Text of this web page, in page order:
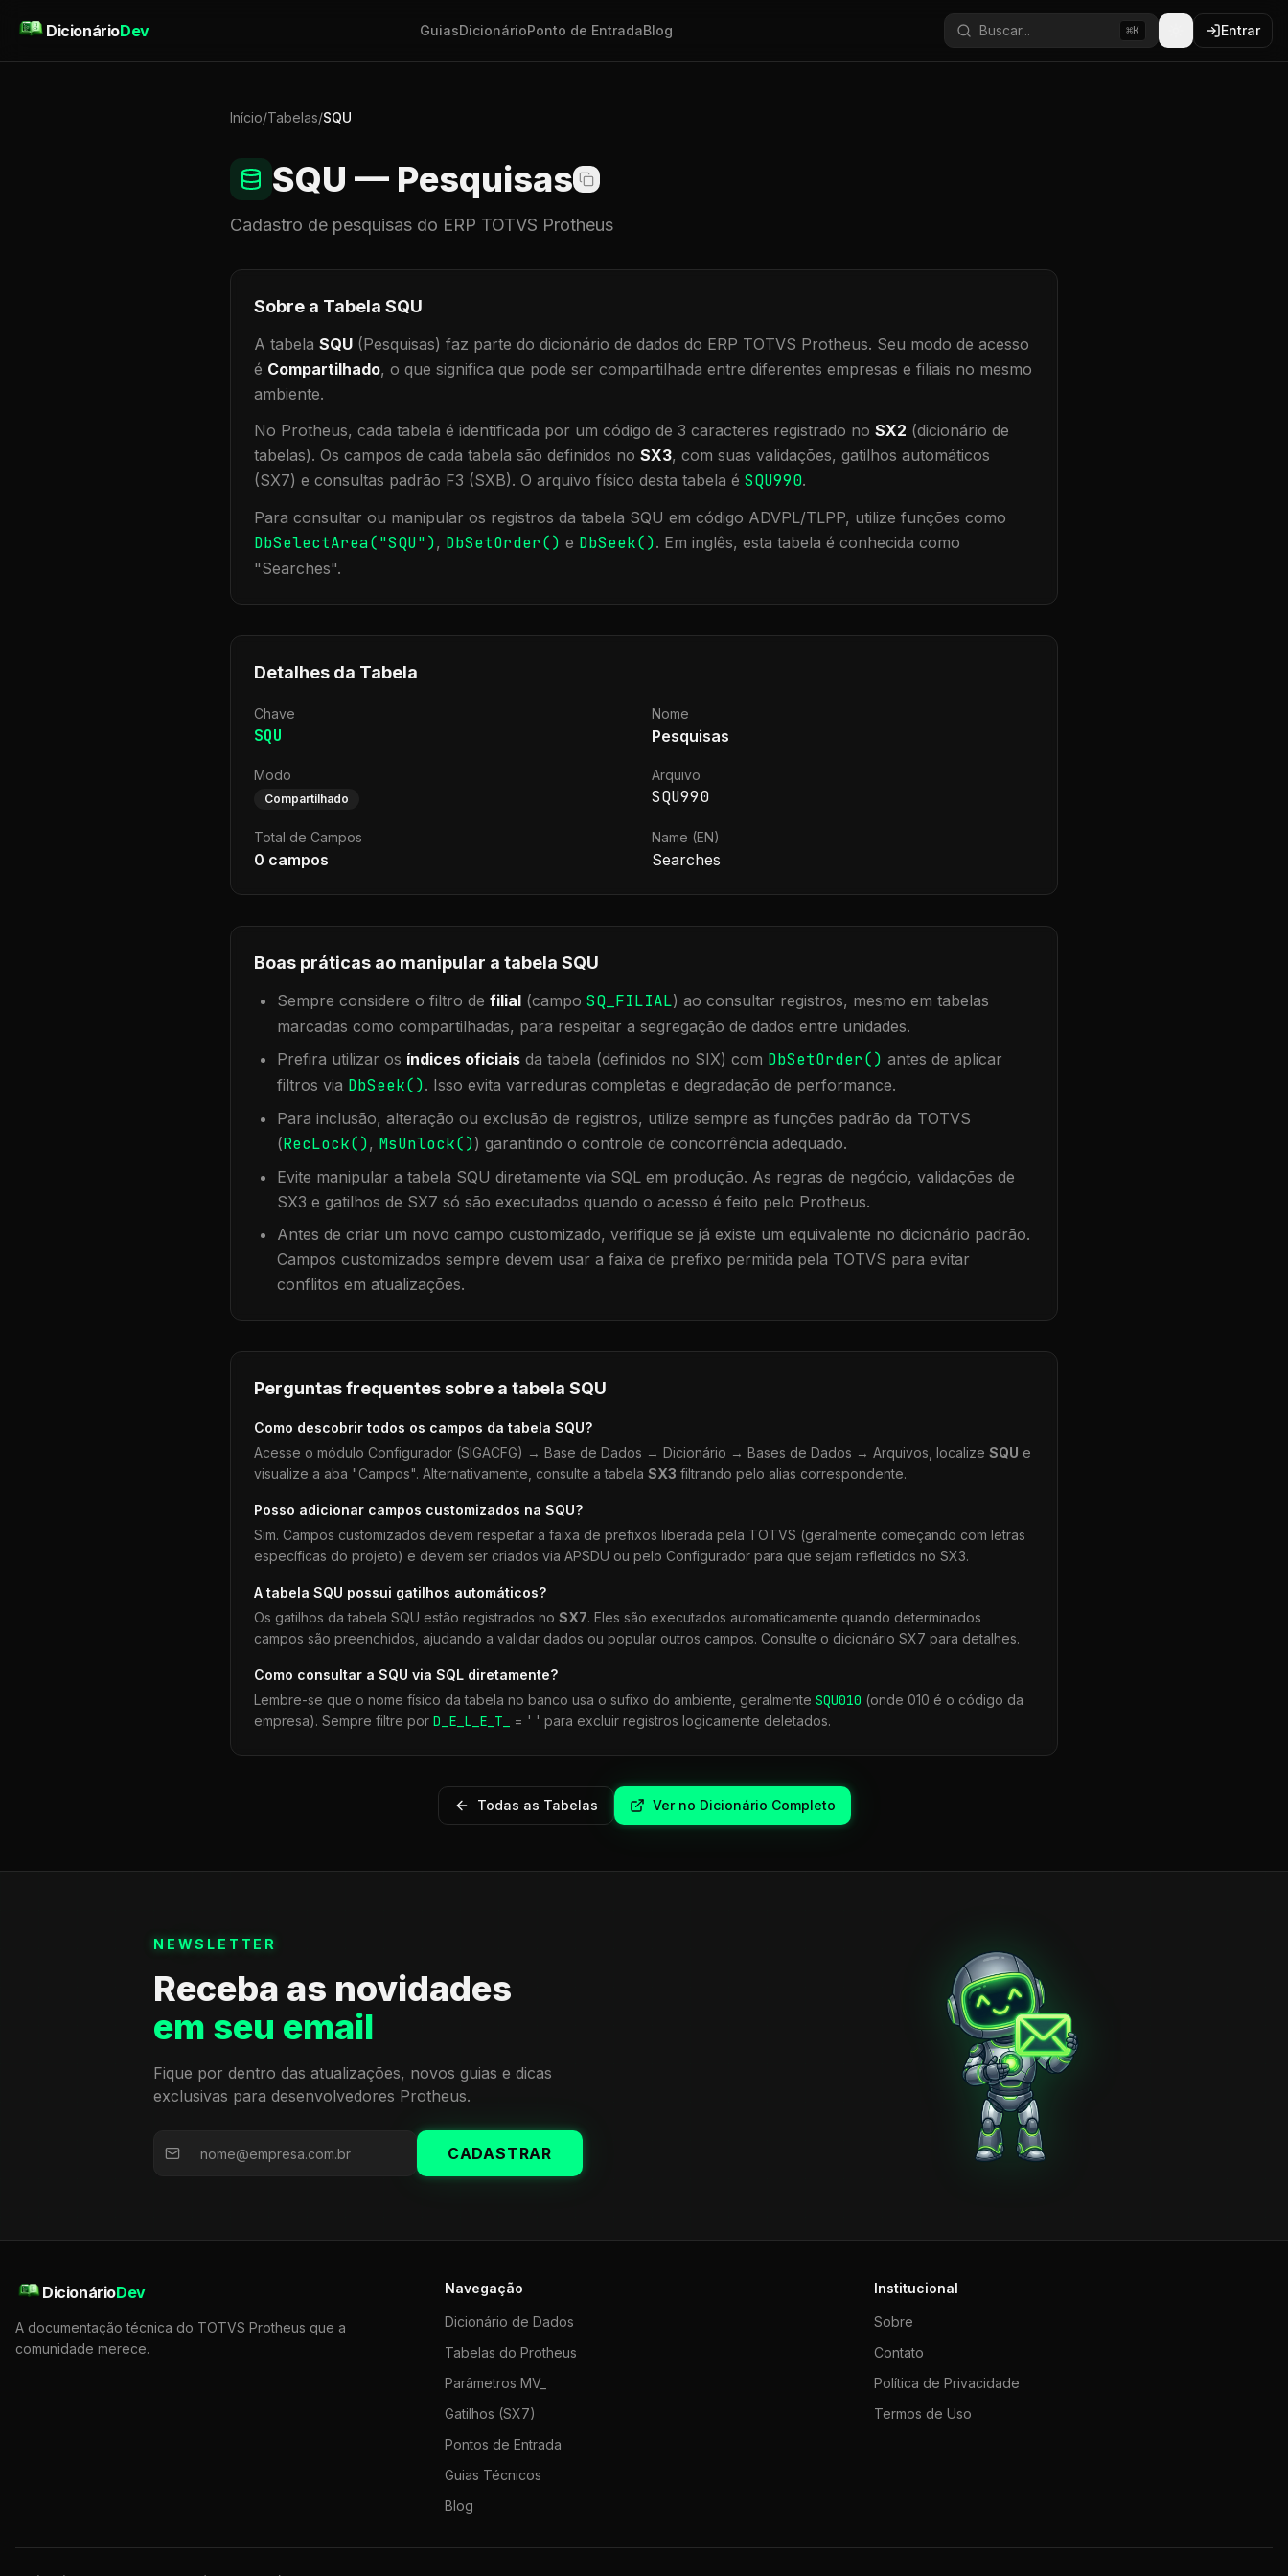
DicionárioDev GuiasDicionárioPonto de EntradaBlog Buscar... ⌘K Entrar
Início/Tabelas/SQU
SQU — Pesquisas
Cadastro de pesquisas do ERP TOTVS Protheus
Sobre a Tabela SQU
A tabela SQU (Pesquisas) faz parte do dicionário de dados do ERP TOTVS Protheus. Seu modo de acesso
é Compartilhado, o que significa que pode ser compartilhada entre diferentes empresas e filiais no mesmo
ambiente.
No Protheus, cada tabela é identificada por um código de 3 caracteres registrado no SX2 (dicionário de
tabelas). Os campos de cada tabela são definidos no SX3, com suas validações, gatilhos automáticos
(SX7) e consultas padrão F3 (SXB). O arquivo físico desta tabela é SQU990.
Para consultar ou manipular os registros da tabela SQU em código ADVPL/TLPP, utilize funções como
DbSelectArea("SQU"), DbSetOrder() e DbSeek(). Em inglês, esta tabela é conhecida como
"Searches".
Detalhes da Tabela
Chave
SQU
Nome
Pesquisas
Modo
Compartilhado
Arquivo
SQU990
Total de Campos
0 campos
Name (EN)
Searches
Boas práticas ao manipular a tabela SQU
Sempre considere o filtro de filial (campo SQ_FILIAL) ao consultar registros, mesmo em tabelas
marcadas como compartilhadas, para respeitar a segregação de dados entre unidades.
Prefira utilizar os índices oficiais da tabela (definidos no SIX) com DbSetOrder() antes de aplicar
filtros via DbSeek(). Isso evita varreduras completas e degradação de performance.
Para inclusão, alteração ou exclusão de registros, utilize sempre as funções padrão da TOTVS
(RecLock(), MsUnlock()) garantindo o controle de concorrência adequado.
Evite manipular a tabela SQU diretamente via SQL em produção. As regras de negócio, validações de
SX3 e gatilhos de SX7 só são executados quando o acesso é feito pelo Protheus.
Antes de criar um novo campo customizado, verifique se já existe um equivalente no dicionário padrão.
Campos customizados sempre devem usar a faixa de prefixo permitida pela TOTVS para evitar
conflitos em atualizações.
Perguntas frequentes sobre a tabela SQU
Como descobrir todos os campos da tabela SQU?
Acesse o módulo Configurador (SIGACFG) → Base de Dados → Dicionário → Bases de Dados → Arquivos, localize SQU e
visualize a aba "Campos". Alternativamente, consulte a tabela SX3 filtrando pelo alias correspondente.
Posso adicionar campos customizados na SQU?
Sim. Campos customizados devem respeitar a faixa de prefixos liberada pela TOTVS (geralmente começando com letras
específicas do projeto) e devem ser criados via APSDU ou pelo Configurador para que sejam refletidos no SX3.
A tabela SQU possui gatilhos automáticos?
Os gatilhos da tabela SQU estão registrados no SX7. Eles são executados automaticamente quando determinados
campos são preenchidos, ajudando a validar dados ou popular outros campos. Consulte o dicionário SX7 para detalhes.
Como consultar a SQU via SQL diretamente?
Lembre-se que o nome físico da tabela no banco usa o sufixo do ambiente, geralmente SQU010 (onde 010 é o código da
empresa). Sempre filtre por D_E_L_E_T_ = ' ' para excluir registros logicamente deletados.
Todas as Tabelas Ver no Dicionário Completo
NEWSLETTER
Receba as novidades
em seu email
Fique por dentro das atualizações, novos guias e dicas
exclusivas para desenvolvedores Protheus.
CADASTRAR
DicionárioDev
A documentação técnica do TOTVS Protheus que a
comunidade merece.
Navegação
Dicionário de Dados
Tabelas do Protheus
Parâmetros MV_
Gatilhos (SX7)
Pontos de Entrada
Guias Técnicos
Blog
Institucional
Sobre
Contato
Política de Privacidade
Termos de Uso